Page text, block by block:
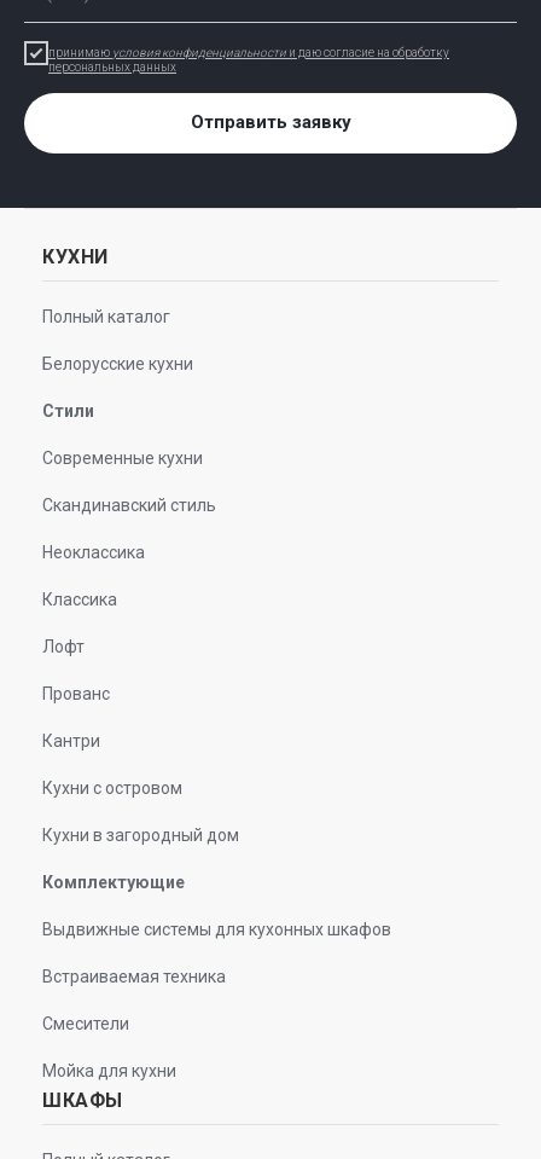
принимаю условия конфиденциальности и даю согласие на обработку
персональных данных
Отправить заявку
КУХНИ
Полный каталог
Белорусские кухни
Стили
Современные кухни
Скандинавский стиль
Неоклассика
Классика
Лофт
Прованс
Кантри
Кухни с островом
Кухни в загородный дом
Комплектующие
Выдвижные системы для кухонных шкафов
Встраиваемая техника
Смесители
Мойка для кухни
ШКАФЫ